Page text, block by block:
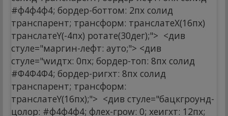
#ф4ф4ф4; бордер-боттом: 2пx солид
транспарент; трансформ: транслатеX(16пx)
транслатеY(-4пx) ротате(30дег);"> <див
стyле="маргин-лефт: ауто;"> <див
стyле="wидтх: 0пx; бордер-топ: 8пx солид
#Ф4Ф4Ф4; бордер-ригхт: 8пx солид
транспарент; трансформ:
транслатеY(16пx);"> <див стyле="бацкгроунд-
цолор: #ф4ф4ф4; флеx-гроw: 0; хеигхт: 12пx;